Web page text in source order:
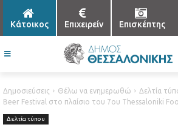
Κάτοικος Επιχειρείν Επισκέπτης
Δημοσιεύσεις Θέλω να ενημερωθώ Δελτία
Beer Festival στο πλαίσιο του 7ου Thessaloniki
Δελτία τύπου